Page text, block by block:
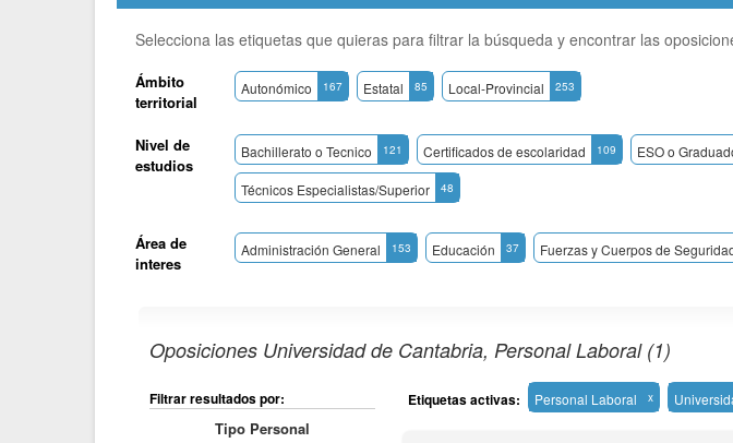
Selecciona las etiquetas que quieras para filtrar la búsqueda y encontrar las
Ámbito
territorial
Autonómico 167 Estatal 85 Local-Provincial 253
Nivel de
estudios
Bachillerato o Tecnico 121 Certificados de escolaridad 109 ESO o
Técnicos Especialistas/Superior 48
Área de
interes
Administración General 153 Educación 37 Fuerzas y Cuerpos de
Oposiciones Universidad de Cantabria, Personal Laboral (1)
Filtrar resultados por:
Tipo Personal
Etiquetas activas: Personal Laboral x